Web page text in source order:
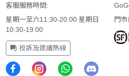
客服服務時間:
星期一至六11:30-20:00 星期日
10:30-19:00
投訴及建議熱線
門